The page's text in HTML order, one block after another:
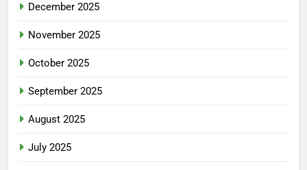
December 2025
November 2025
October 2025
September 2025
August 2025
July 2025